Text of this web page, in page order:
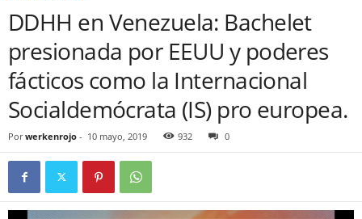
DDHH en Venezuela: Bachelet
presionada por EEUU y poderes
fácticos como la Internacional
Socialdemócrata (IS) pro europea.
Por werkenrojo - 10 mayo, 2019 932 0